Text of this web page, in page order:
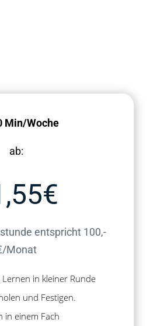
Min/Woche
ab:
entspricht 100,-
Monat
in kleiner Runde
und Festigen.
in einem Fach